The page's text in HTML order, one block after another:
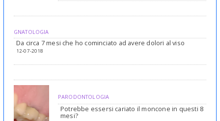
GNATOLOGIA
Da circa 7 mesi che ho cominciato ad avere dolori al viso
12-07-2018
PARODONTOLOGIA
Potrebbe essersi cariato il moncone in questi 8
mesi?